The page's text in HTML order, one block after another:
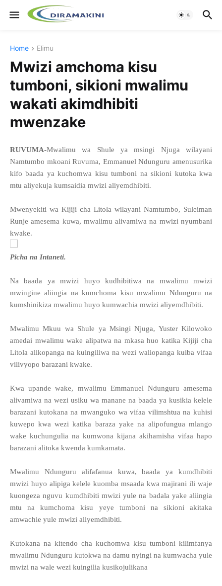
Home Elimu
Mwizi amchoma kisu
tumboni, sikioni mwalimu
wakati akimdhibiti
mwenzake
RUVUMA-Mwalimu wa Shule ya msingi Njuga wilayani
Namtumbo mkoani Ruvuma, Emmanuel Ndunguru amenusurika
kifo baada ya kuchomwa kisu tumboni na sikioni kutoka kwa
mtu aliyekuja kumsaidia mwizi aliyemdhibiti.
Mwenyekiti wa Kijiji cha Litola wilayani Namtumbo, Suleiman
Runje amesema kuwa, mwalimu alivamiwa na mwizi nyumbani
kwake.
Picha na Intaneti.
Na baada ya mwizi huyo kudhibitiwa na mwalimu mwizi
mwingine aliingia na kumchoma kisu mwalimu Ndunguru na
kumshinikiza mwalimu huyo kumwachia mwizi aliyemdhibiti.
Mwalimu Mkuu wa Shule ya Msingi Njuga, Yuster Kilowoko
amedai mwalimu wake alipatwa na mkasa huo katika Kijiji cha
Litola alikopanga na kuingiliwa na wezi waliopanga kuiba vifaa
vilivyopo barazani kwake.
Kwa upande wake, mwalimu Emmanuel Ndunguru amesema
alivamiwa na wezi usiku wa manane na baada ya kusikia kelele
barazani kutokana na mwanguko wa vifaa vilimshtua na kuhisi
kuwepo kwa wezi katika baraza yake na alipofungua mlango
wake kuchungulia na kumwona kijana akihamisha vifaa hapo
barazani alitoka kwenda kumkamata.
Mwalimu Ndunguru alifafanua kuwa, baada ya kumdhibiti
mwizi huyo alipiga kelele kuomba msaada kwa majirani ili waje
kuongeza nguvu kumdhibiti mwizi yule na badala yake aliingia
mtu na kumchoma kisu yeye tumboni na sikioni akitaka
amwachie yule mwizi aliyemdhibiti.
Kutokana na kitendo cha kuchomwa kisu tumboni kilimfanya
mwalimu Ndunguru kutokwa na damu nyingi na kumwacha yule
mwizi na wale wezi kuingilia kusikojulikana